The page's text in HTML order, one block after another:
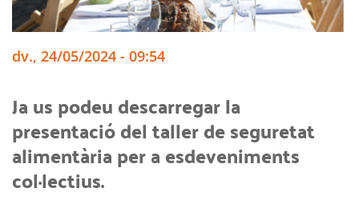
dv., 24/05/2024 - 09:54
Ja us podeu descarregar la
presentació del taller de seguretat
alimentària per a esdeveniments
col·lectius.